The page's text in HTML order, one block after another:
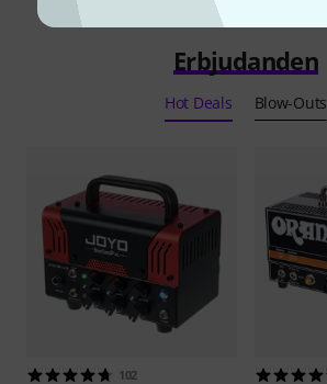
Erbjudanden
Hot Deals Blow-Outs
102